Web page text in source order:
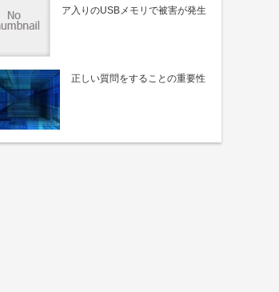
ア入りのUSBメモリで被害が発生
正しい質問をすることの重要性